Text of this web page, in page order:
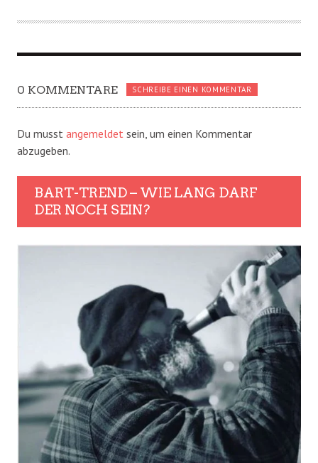
0 KOMMENTARE SCHREIBE EINEN KOMMENTAR
Du musst angemeldet sein, um einen Kommentar
abzugeben.
BART-TREND – WIE LANG DARF
DER NOCH SEIN?